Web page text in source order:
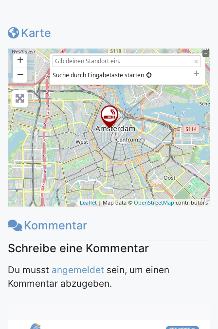
Karte
+
−
Suche durch Eingabetaste starten
Leaflet | Map data © OpenStreetMapcontributors
Kommentar
Du musst angemeldet sein, um einen
Kommentar abzugeben.